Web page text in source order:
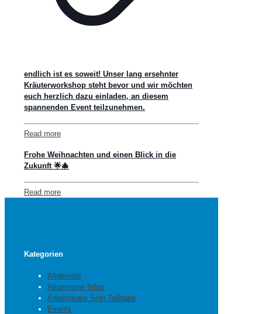
endlich ist es soweit! Unser lang ersehnter
Kräuterworkshop steht bevor und wir möchten
euch herzlich dazu einladen, an diesem
spannenden Event teilzunehmen.
Read more
Frohe Weihnachten und einen Blick in die
Zukunft 🌟🎄
Read more
Kategorien
Allgemein
Allgemeine Infos
Arbeitskreis Sign Teilhabe
Events